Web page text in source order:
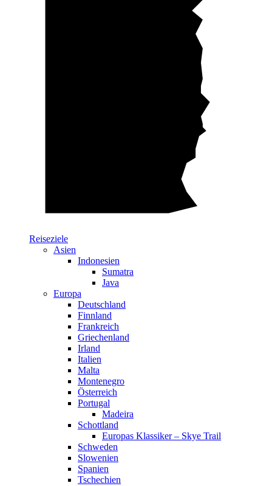
Reiseziele
Asien
Indonesien
Sumatra
Java
Europa
Deutschland
Finnland
Frankreich
Griechenland
Irland
Italien
Malta
Montenegro
Österreich
Portugal
Madeira
Schottland
Europas Klassiker – Skye Trail
Schweden
Slowenien
Spanien
Tschechien